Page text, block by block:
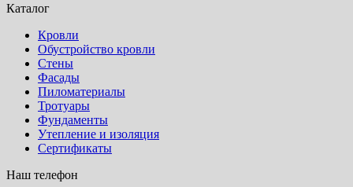
Каталог
Кровли
Обустройство кровли
Стены
Фасады
Пиломатериалы
Тротуары
Фундаменты
Утепление и изоляция
Сертификаты
Наш телефон